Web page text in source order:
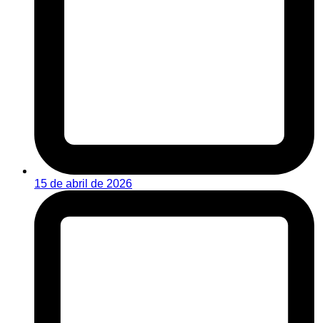
15 de abril de 2026